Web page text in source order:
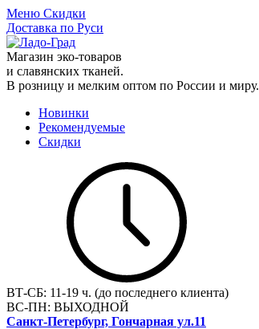
Меню Скидки
Доставка по Руси
Магазин эко-товаров
и славянских тканей.
В розницу и мелким оптом по России и миру.
Новинки
Рекомендуемые
Скидки
ВТ-СБ: 11-19 ч. (до последнего клиента)
ВС-ПН: ВЫХОДНОЙ
Санкт-Петербург, Гончарная ул.11